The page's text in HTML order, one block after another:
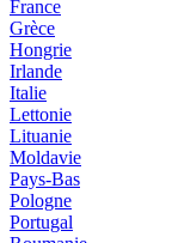
France
Grèce
Hongrie
Irlande
Italie
Lettonie
Lituanie
Moldavie
Pays-Bas
Pologne
Portugal